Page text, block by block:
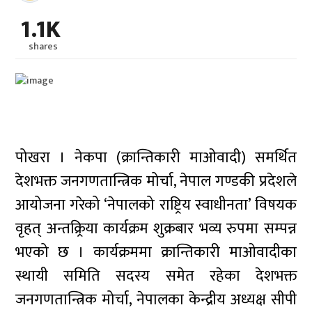
1.1K
shares
पोखरा । नेकपा (क्रान्तिकारी माओवादी) समर्थित
देशभक्त जनगणतान्त्रिक मोर्चा, नेपाल गण्डकी प्रदेशले
आयोजना गरेको ‘नेपालको राष्ट्रिय स्वाधीनता’ विषयक
वृहत् अन्तक्र्रिया कार्यक्रम शुक्रबार भव्य रुपमा सम्पन्न
भएको छ । कार्यक्रममा क्रान्तिकारी माओवादीका
स्थायी समिति सदस्य समेत रहेका देशभक्त
जनगणतान्त्रिक मोर्चा, नेपालका केन्द्रीय अध्यक्ष सीपी